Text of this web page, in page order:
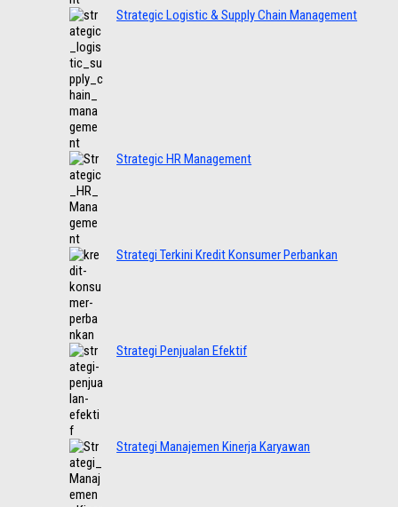
Strategic Logistic & Supply Chain Management
Strategic HR Management
Strategi Terkini Kredit Konsumer Perbankan
Strategi Penjualan Efektif
Strategi Manajemen Kinerja Karyawan